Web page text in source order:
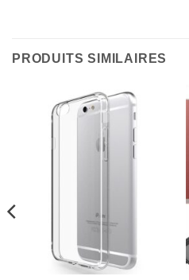
PRODUITS SIMILAIRES